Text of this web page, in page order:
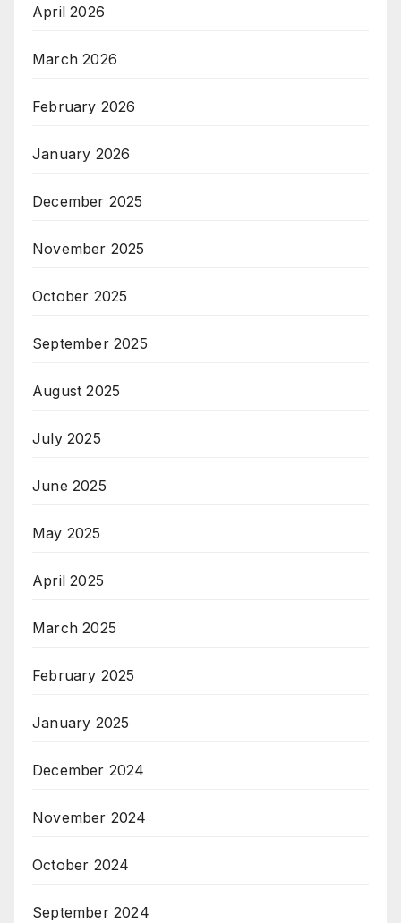
April 2026
March 2026
February 2026
January 2026
December 2025
November 2025
October 2025
September 2025
August 2025
July 2025
June 2025
May 2025
April 2025
March 2025
February 2025
January 2025
December 2024
November 2024
October 2024
September 2024